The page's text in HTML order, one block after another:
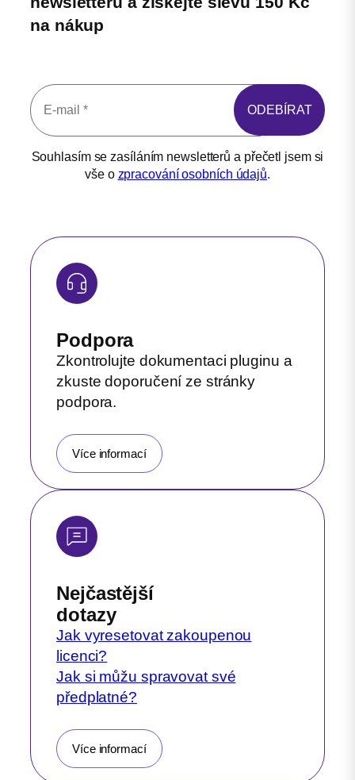
na nákup
Souhlasím se zasíláním newsletterů a přečetl jsem si
vše o zpracování osobních údajů.
Podpora
Zkontrolujte dokumentaci pluginu a
zkuste doporučení ze stránky
podpora.
Více informací
Nejčastější
dotazy
Jak vyresetovat zakoupenou
licenci?
Jak si můžu spravovat své
předplatné?
Více informací